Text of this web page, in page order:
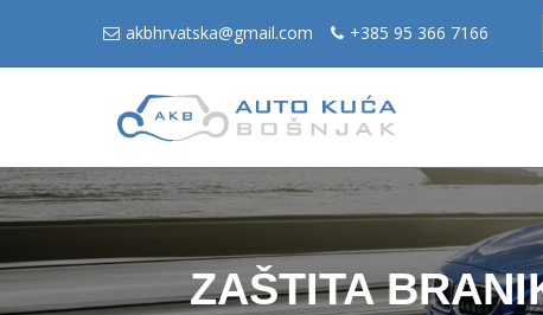
akbhrvatska@gmail.com +385 95 366 7166
ZAŠTITA